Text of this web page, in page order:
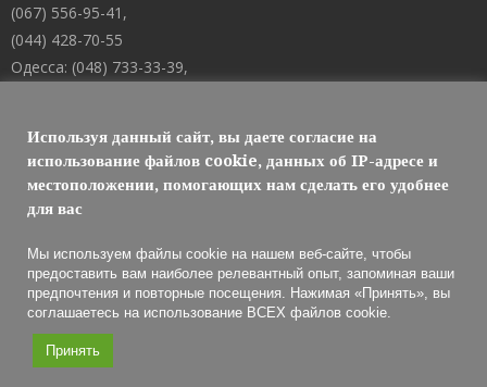
(067) 556-95-41,
(044) 428-70-55
Одесса: (048) 733-33-39,
Днепр: (067) 488-10-45
E-mail: welcome@101mk.com
Обслуживание огнетушителей 2021 © МАРКО ЛТД
Используя данный сайт, вы даете согласие на
использование файлов cookie, данных об IP-адресе и
местоположении, помогающих нам сделать его удобнее
для вас
Мы используем файлы cookie на нашем веб-сайте, чтобы
предоставить вам наиболее релевантный опыт, запоминая ваши
предпочтения и повторные посещения. Нажимая «Принять», вы
соглашаетесь на использование ВСЕХ файлов cookie.
Принять